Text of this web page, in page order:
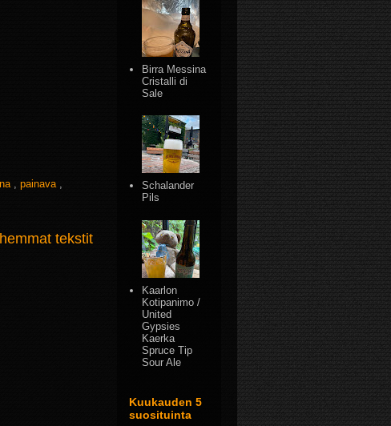
, painava ,
tekstit
Birra Messina
Cristalli di
Sale
Schalander
Pils
Kaarlon
Kotipanimo /
United
Gypsies
Kaerka
Spruce Tip
Sour Ale
Kuukauden 5
suosituinta